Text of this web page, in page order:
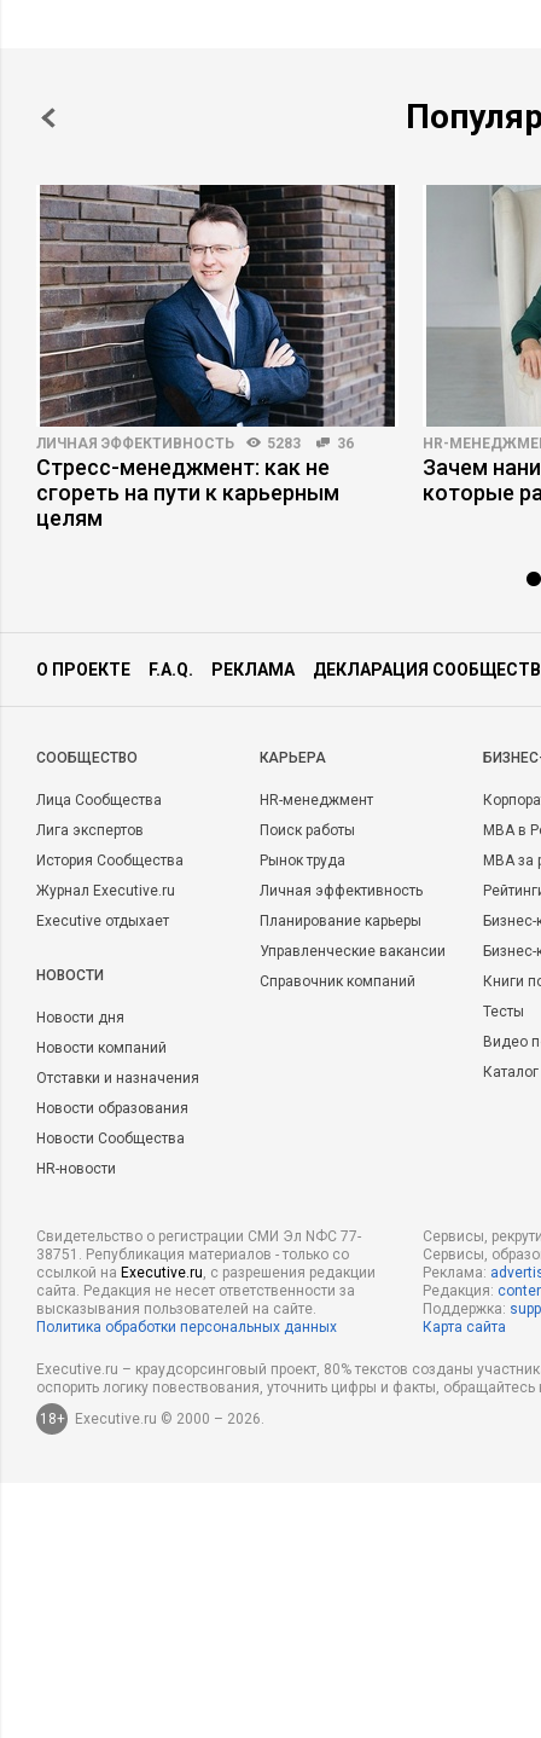
ЛИЧНАЯ ЭФФЕКТИВНОСТЬ 5283 36
Стресс-менеджмент: как не
сгореть на пути к карьерным
целям
HR-
Зачем
которые
О ПРОЕКТЕ F.A.Q. РЕКЛАМА ДЕКЛАРАЦИЯ
CООБЩЕСТВО
Лица Сообщества
Лига экспертов
История Сообщества
Журнал Executive.ru
Executive отдыхает
НОВОСТИ
Новости дня
Новости компаний
Отставки и назначения
Новости образования
Новости Сообщества
HR-новости
КАРЬЕРА
HR-менеджмент
Поиск работы
Рынок труда
Личная эффективность
Планирование карьеры
Управленческие вакансии
Справочник компаний
MBA в
MBA
Бизнес-
Книги
Тесты
Видео
Свидетельство о регистрации СМИ Эл NФС 77-
38751. Републикация материалов - только со
ссылкой на Executive.ru, с разрешения редакции
сайта. Редакция не несет ответственности за
высказывания пользователей на сайте.
Политика обработки персональных данных
Сервисы,
Сервисы,
Реклама:
Редакция:
Поддержка:
Карта сайта
Executive.ru – краудсорсинговый проект, 80% текстов созданы
оспорить логику повествования, уточнить цифры и факты,
18+
Executive.ru © 2000 – 2026.